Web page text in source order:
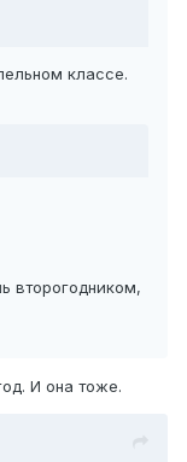
классе.
второгодником,
И она тоже.